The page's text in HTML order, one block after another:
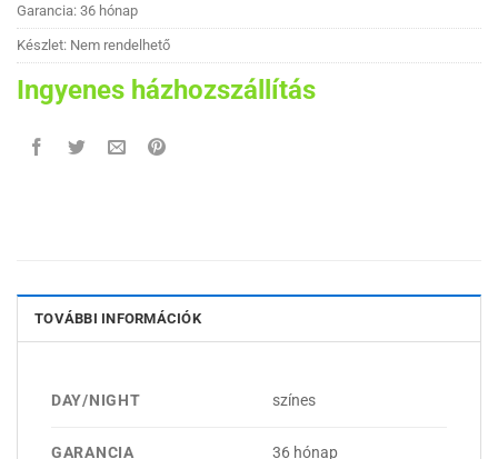
Garancia: 36 hónap
Készlet: Nem rendelhető
Ingyenes házhozszállítás
TOVÁBBI INFORMÁCIÓK
DAY/NIGHT színes
GARANCIA 36 hónap